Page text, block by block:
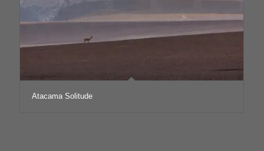
Atacama Solitude